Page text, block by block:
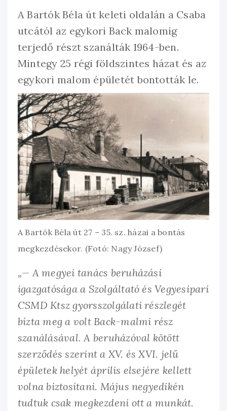
A Bartók Béla út keleti oldalán a Csaba
utcától az egykori Back malomig
terjedő részt szanálták 1964-ben.
Mintegy 25 régi földszintes házat és az
egykori malom épületét bontották le.
A Bartók Béla út 27 – 35. sz. házai a bontás
megkezdésekor. (Fotó: Nagy József)
„— A megyei tanács beruházási
igazgatósága a Szolgáltató és Vegyesipari
CSMD Ktsz gyorsszolgálati részlegét
bízta meg a volt Back-malmi rész
szanálásával. A beruházóval kötött
szerződés szerint a XV. és XVI. jelű
épületek helyét április elsejére kellett
volna biztosítani. Május negyedikén
tudtuk csak megkezdeni ott a munkát.